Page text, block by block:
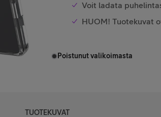
Voit ladata
HUOM! Tuotekuvat
Poistunut valikoimasta
TUOTEKUVAT